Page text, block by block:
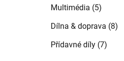
Multimédia (5)
Dílna & doprava (8)
Přídavné díly (7)